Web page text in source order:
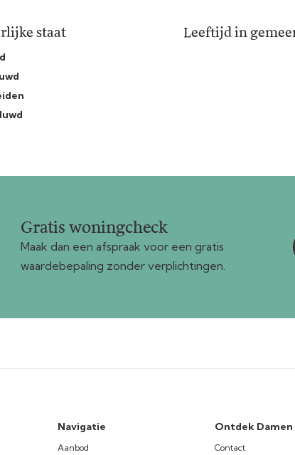
staat Leeftijd in
Gratis woningcheck
Maak dan een afspraak voor een gratis
waardebepaling zonder verplichtingen.
Navigatie
Aanbod
Ontdek Damen
Contact